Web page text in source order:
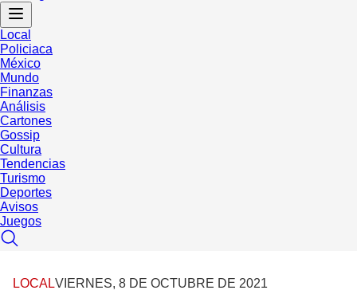
Local
Policiaca
México
Mundo
Finanzas
Análisis
Cartones
Gossip
Cultura
Tendencias
Turismo
Deportes
Avisos
Juegos
LOCALVIERNES, 8 DE OCTUBRE DE 2021